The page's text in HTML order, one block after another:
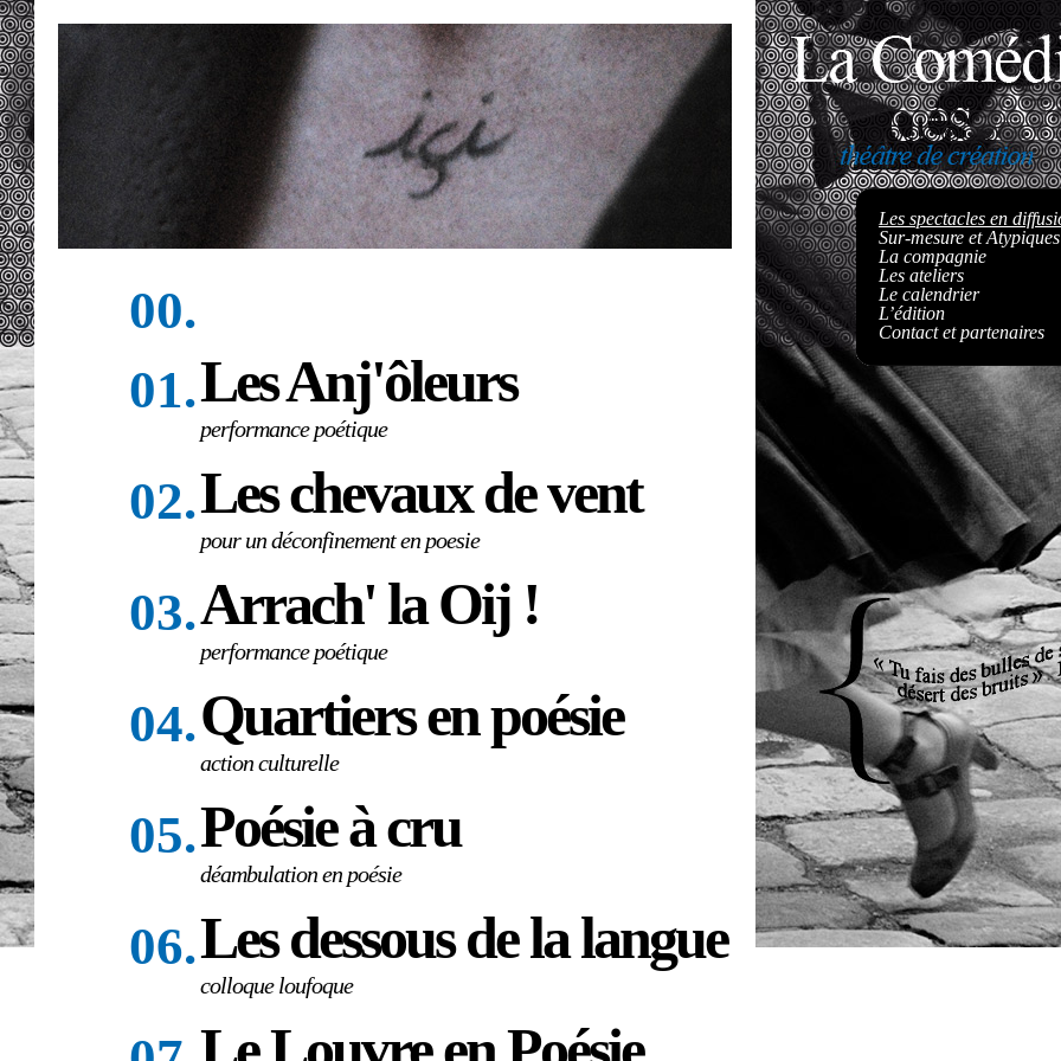
00.
01.Les Anj'ôleurs
performance poétique
02.Les chevaux de vent
pour un déconfinement en poesie
03.Arrach' la Oij !
performance poétique
04.Quartiers en poésie
action culturelle
05.Poésie à cru
déambulation en poésie
06.Les dessous de la langue
colloque loufoque
Les spectacles en
Sur-mesure et Atypiques
La compagnie
Les ateliers
Le calendrier
L’édition
Contact et partenaires